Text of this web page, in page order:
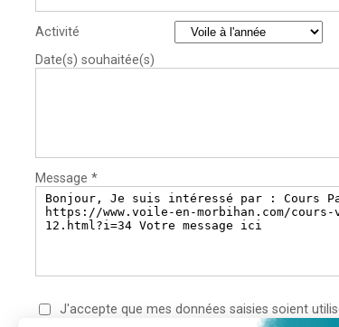
Activité
Date(s) souhaitée(s)
Message *
J'accepte que mes données saisies soient